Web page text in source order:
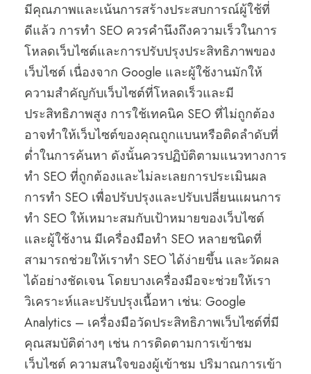
มีคุณภาพและเน้นการสร้างประสบการณ์ผู้ใช้ที่
ดีแล้ว การทำ SEO ควรคำนึงถึงความเร็วในการ
โหลดเว็บไซต์และการปรับปรุงประสิทธิภาพของ
เว็บไซต์ เนื่องจาก Google และผู้ใช้งานมักให้
ความสำคัญกับเว็บไซต์ที่โหลดเร็วและมี
ประสิทธิภาพสูง การใช้เทคนิค SEO ที่ไม่ถูกต้อง
อาจทำให้เว็บไซต์ของคุณถูกแบนหรือติดลำดับที่
ต่ำในการค้นหา ดังนั้นควรปฏิบัติตามแนวทางการ
ทำ SEO ที่ถูกต้องและไม่ละเลยการประเมินผล
การทำ SEO เพื่อปรับปรุงและปรับเปลี่ยนแผนการ
ทำ SEO ให้เหมาะสมกับเป้าหมายของเว็บไซต์
และผู้ใช้งาน มีเครื่องมือทำ SEO หลายชนิดที่
สามารถช่วยให้เราทำ SEO ได้ง่ายขึ้น และวัดผล
ได้อย่างชัดเจน โดยบางเครื่องมือจะช่วยให้เรา
วิเคราะห์และปรับปรุงเนื้อหา เช่น: Google
Analytics – เครื่องมือวัดประสิทธิภาพเว็บไซต์ที่มี
คุณสมบัติต่างๆ เช่น การติดตามการเข้าชม
เว็บไซต์ ความสนใจของผู้เข้าชม ปริมาณการเข้า